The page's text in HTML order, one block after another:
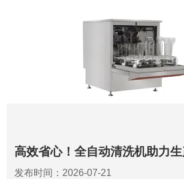
高效省心！全自动清洗机助力
发布时间：2026-07-21